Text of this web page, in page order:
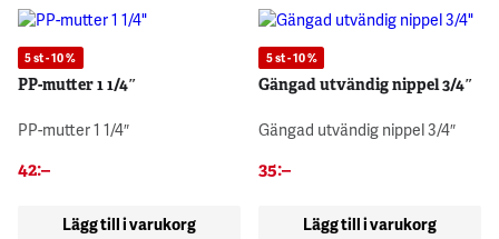
5 st - 10 %
PP-mutter 1 1/4″
PP-mutter 1 1/4″
42:–
Lägg till i varukorg
5 st - 10 %
Gängad utvändig nippel 3/4″
Gängad utvändig nippel 3/4″
35:–
Lägg till i varukorg